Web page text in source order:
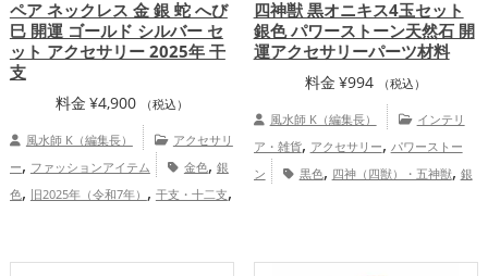
ペア ネックレス 金 銀 蛇 へび
巳 開運 ゴールド シルバー セ
ット アクセサリー 2025年 干
支
料金 ¥4,900 （税込）
風水師 K（編集長）
アクセサリ
ー, ファッションアイテム 金色, 銀
色, 旧2025年（令和7年） , 干支・十二支,
四神獣 黒オニキス4玉セット
銀色 パワーストーン天然石 開
運アクセサリーパーツ材料
料金 ¥994 （税込）
風水師 K（編集長）
インテリ
ア・雑貨, アクセサリー, パワーストー
ン
黒色, 四神（四獣）・五神獣, 銀